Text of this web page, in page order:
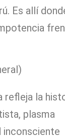
Es allí
refleja la
plasma
inconsciente